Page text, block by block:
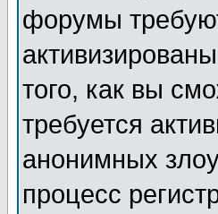
форумы
того, как вы
требуется
анонимных
процесс